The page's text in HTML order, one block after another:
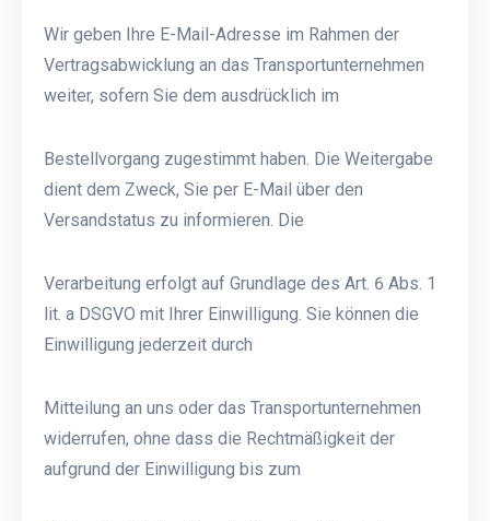
Wir geben Ihre E-Mail-Adresse im Rahmen der
Vertragsabwicklung an das Transportunternehmen
weiter, sofern Sie dem ausdrücklich im
Bestellvorgang zugestimmt haben. Die Weitergabe
dient dem Zweck, Sie per E-Mail über den
Versandstatus zu informieren. Die
Verarbeitung erfolgt auf Grundlage des Art. 6 Abs. 1
lit. a DSGVO mit Ihrer Einwilligung. Sie können die
Einwilligung jederzeit durch
Mitteilung an uns oder das Transportunternehmen
widerrufen, ohne dass die Rechtmäßigkeit der
aufgrund der Einwilligung bis zum